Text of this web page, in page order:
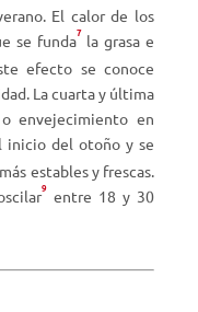
El calor de los
se funda7 la grasa e
efecto se conoce
La cuarta y última
envejecimiento en
inicio del otoño y se
estables y frescas.
9 entre 18 y 30